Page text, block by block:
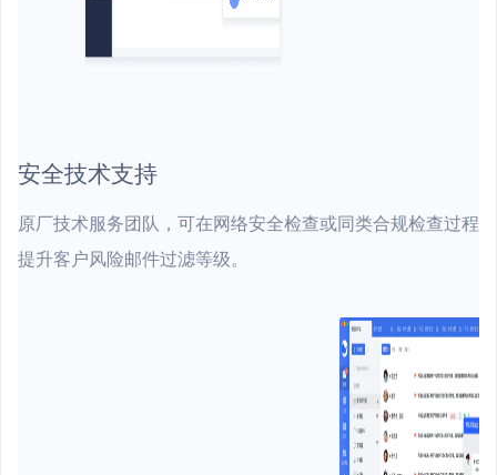
安全技术支持
原厂技术服务团队，可在网络安全检查或同类合规检查过程
提升客户风险邮件过滤等级。